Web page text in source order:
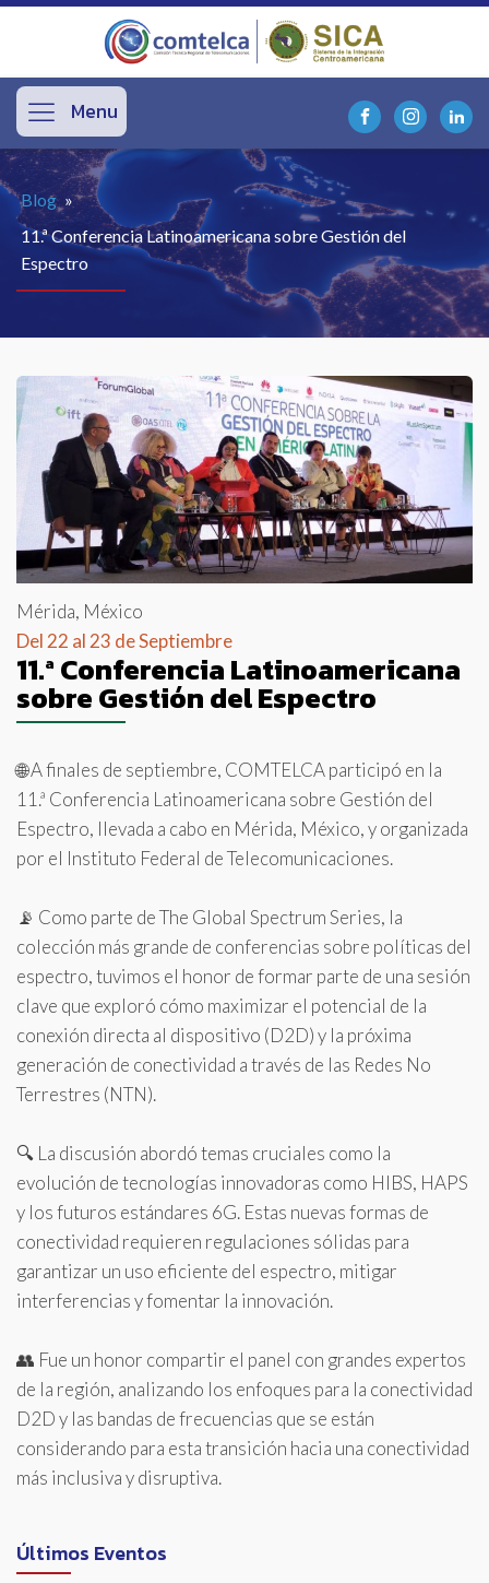
Menu
Blog »
11.ª Conferencia Latinoamericana sobre Gestión del
Espectro
Mérida, México
Del 22 al 23 de Septiembre
11.ª Conferencia Latinoamericana
sobre Gestión del Espectro
🌐 A finales de septiembre, COMTELCA participó en la
11.ª Conferencia Latinoamericana sobre Gestión del
Espectro, llevada a cabo en Mérida, México, y organizada
por el Instituto Federal de Telecomunicaciones.
📡 Como parte de The Global Spectrum Series, la
colección más grande de conferencias sobre políticas del
espectro, tuvimos el honor de formar parte de una sesión
clave que exploró cómo maximizar el potencial de la
conexión directa al dispositivo (D2D) y la próxima
generación de conectividad a través de las Redes No
Terrestres (NTN).
🔍 La discusión abordó temas cruciales como la
evolución de tecnologías innovadoras como HIBS, HAPS
y los futuros estándares 6G. Estas nuevas formas de
conectividad requieren regulaciones sólidas para
garantizar un uso eficiente del espectro, mitigar
interferencias y fomentar la innovación.
👥 Fue un honor compartir el panel con grandes expertos
de la región, analizando los enfoques para la conectividad
D2D y las bandas de frecuencias que se están
considerando para esta transición hacia una conectividad
más inclusiva y disruptiva.
Últimos Eventos